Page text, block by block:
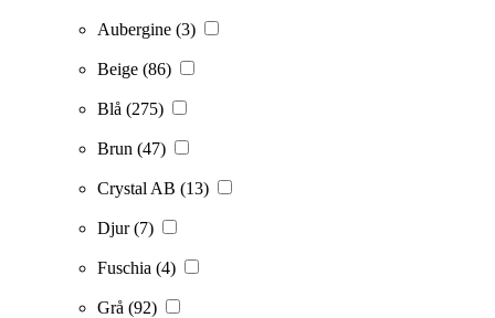
Aubergine (3)
Beige (86)
Blå (275)
Brun (47)
Crystal AB (13)
Djur(7)
Fuschia (4)
Grå (92)